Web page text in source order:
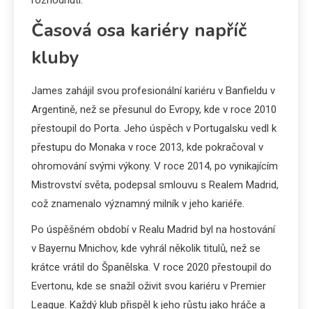
Časová osa kariéry napříč
kluby
James zahájil svou profesionální kariéru v Banfieldu v
Argentině, než se přesunul do Evropy, kde v roce 2010
přestoupil do Porta. Jeho úspěch v Portugalsku vedl k
přestupu do Monaka v roce 2013, kde pokračoval v
ohromování svými výkony. V roce 2014, po vynikajícím
Mistrovství světa, podepsal smlouvu s Realem Madrid,
což znamenalo významný milník v jeho kariéře.
Po úspěšném období v Realu Madrid byl na hostování
v Bayernu Mnichov, kde vyhrál několik titulů, než se
krátce vrátil do Španělska. V roce 2020 přestoupil do
Evertonu, kde se snažil oživit svou kariéru v Premier
League. Každý klub přispěl k jeho růstu jako hráče a